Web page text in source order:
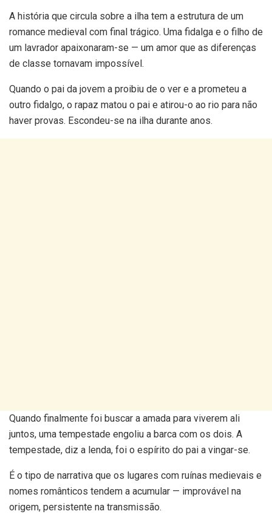
A história que circula sobre a ilha tem a estrutura de um
romance medieval com final trágico. Uma fidalga e o filho de
um lavrador apaixonaram-se — um amor que as diferenças
de classe tornavam impossível.
Quando o pai da jovem a proibiu de o ver e a prometeu a
outro fidalgo, o rapaz matou o pai e atirou-o ao rio para não
haver provas. Escondeu-se na ilha durante anos.
Quando finalmente foi buscar a amada para viverem ali
juntos, uma tempestade engoliu a barca com os dois. A
tempestade, diz a lenda, foi o espírito do pai a vingar-se.
É o tipo de narrativa que os lugares com ruínas medievais e
nomes românticos tendem a acumular — improvável na
origem, persistente na transmissão.